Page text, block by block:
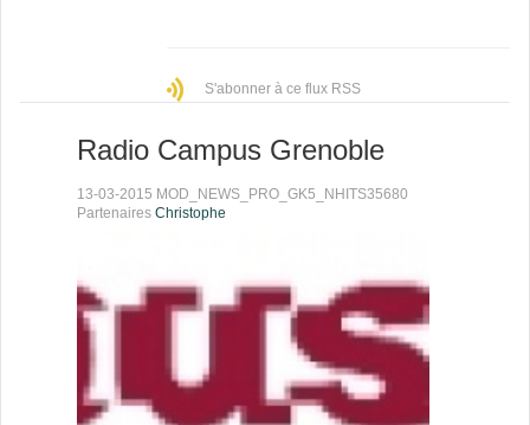
S'abonner à ce flux RSS
Radio Campus Grenoble
13-03-2015 MOD_NEWS_PRO_GK5_NHITS35680
Partenaires Christophe